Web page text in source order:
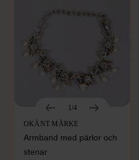
1/4
OKÄNT MÄRKE
Armband med pärlor och
stenar